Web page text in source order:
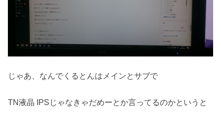
じゃあ、なんでくるとんはメインとサブで
TN液晶 IPSじゃなきゃだめーとか言ってるのかというと